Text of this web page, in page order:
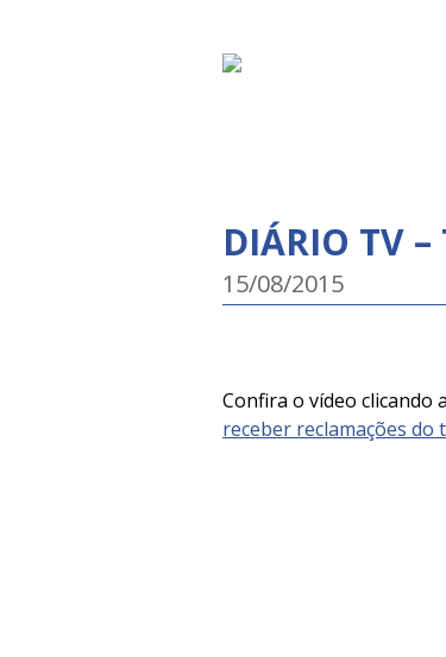
DIÁRIO TV
15/08/2015
Confira o vídeo clicando
receber reclamações